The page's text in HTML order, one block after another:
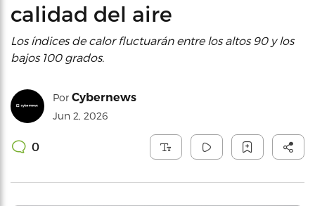
calidad del aire
Los índices de calor fluctuarán entre los altos 90 y los
bajos 100 grados.
Por Cybernews
Jun 2, 2026
0